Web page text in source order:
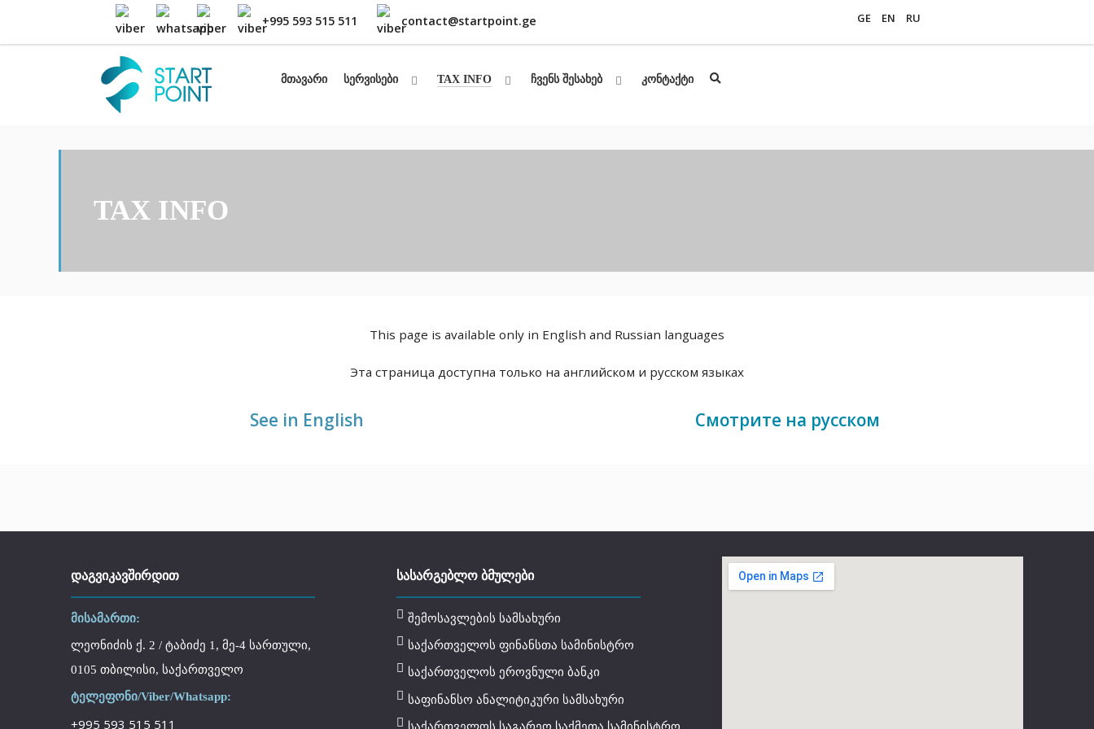
+995 593 515 511 contact@startpoint.ge GE EN RU
მთავარი სერვისები TAX INFO ჩვენს შესახებ კონტაქტი
TAX INFO
This page is available only in English and Russian languages
Эта страница доступна только на английском и русском языках
See in English Смотрите на русском
ᲓᲐᲒᲕᲘᲙᲐᲕᲨᲘᲠᲓᲘᲗ
მისამართი:
ლეონიძის ქ. 2 / ტაბიძე 1, მე-4 სართული,
0105 თბილისი, საქართველო
ტელეფონი/Viber/Whatsapp:
+995 593 515 511
ᲡᲐᲡᲐᲠᲒᲔᲑᲚᲝ ᲑᲛᲣᲚᲔᲑᲘ
შემოსავლების სამსახური
საქართველოს ფინანსთა სამინისტრო
საქართველოს ეროვნული ბანკი
საფინანსო ანალიტიკური სამსახური
საქართველოს საგარეო საქმეთა სამინისტრო